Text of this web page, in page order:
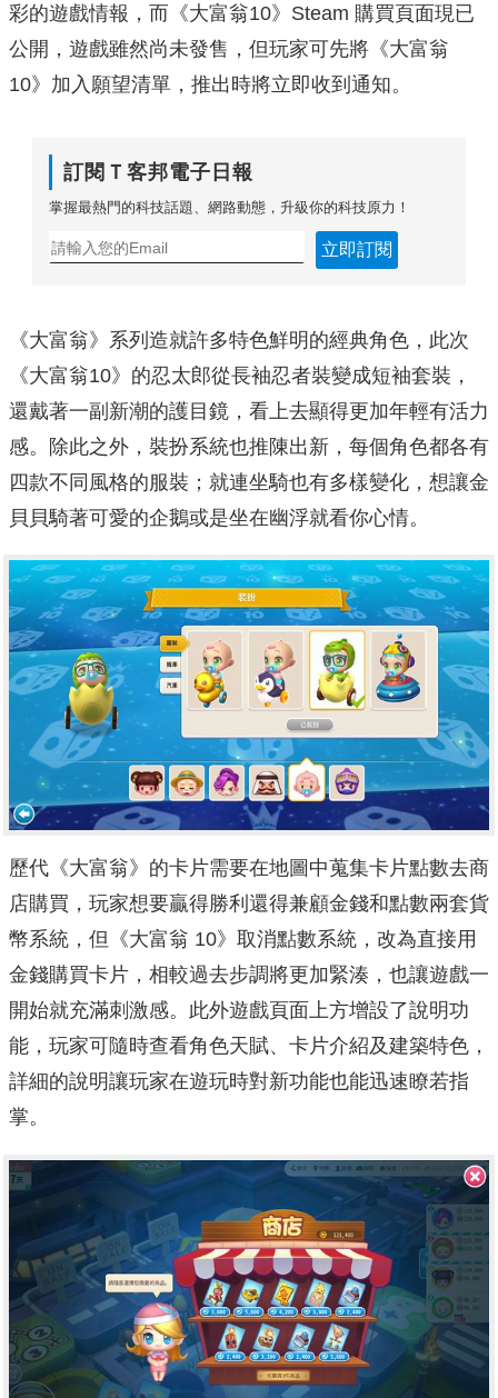
彩的遊戲情報，而《大富翁10》Steam 購買頁面現已
公開，遊戲雖然尚未發售，但玩家可先將《大富翁
10》加入願望清單，推出時將立即收到通知。
訂閱Ｔ客邦電子日報
掌握最熱門的科技話題、網路動態，升級你的科技原力！
立即訂閱
《大富翁》系列造就許多特色鮮明的經典角色，此次
《大富翁10》的忍太郎從長袖忍者裝變成短袖套裝，
還戴著一副新潮的護目鏡，看上去顯得更加年輕有活力
感。除此之外，裝扮系統也推陳出新，每個角色都各有
四款不同風格的服裝；就連坐騎也有多樣變化，想讓金
貝貝騎著可愛的企鵝或是坐在幽浮就看你心情。
歷代《大富翁》的卡片需要在地圖中蒐集卡片點數去商
店購買，玩家想要贏得勝利還得兼顧金錢和點數兩套貨
幣系統，但《大富翁 10》取消點數系統，改為直接用
金錢購買卡片，相較過去步調將更加緊湊，也讓遊戲一
開始就充滿刺激感。此外遊戲頁面上方增設了說明功
能，玩家可隨時查看角色天賦、卡片介紹及建築特色，
詳細的說明讓玩家在遊玩時對新功能也能迅速瞭若指
掌。